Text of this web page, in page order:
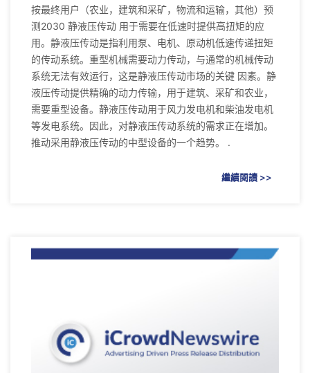
按最终用户（农业，建筑和采矿，物流和运输，其他）预
测2030 静液压传动 用于需要在低速时提供高扭矩的应
用。静液压传动是指利用泵、电机、原动机低速传递扭矩
的传动系统。重型机械需要动力传动，与通常的机械传动
系统无法有效运行，这是静液压传动市场的关键 因素。静
液压传动提供精确的动力传输，用于建筑、采矿和农业，
需要重型设备。静液压传动用于风力发电机和柴油发电机
等发电系统。因此，对静液压传动系统的需求正在增加。
推动采用静液压传动的中型设备的一个趋势。 .
繼續閱讀 >>